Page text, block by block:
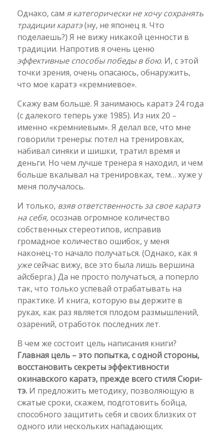
Однако, сам я категорически не хочу сохранять
традиции каратэ(ну, не японец я. Что
поделаешь?) Я не вижу никакой ценности в
традиции. Напротив я очень ценю
эффективные способы победы в бою. И, с этой
точки зрения, очень опасаюсь, обнаружить,
что мое каратэ «кремниевое».
Скажу вам больше. Я занимаюсь каратэ 24 года
(с далекого теперь уже 1985). Из них 20 –
именно «кремниевым». Я делал все, что мне
говорили тренеры: потел на тренировках,
набивал синяки и шишки, тратил время и
деньги. Но чем лучше тренера я находил, и чем
больше вкалывал на тренировках, тем… хуже у
меня получалось.
И только, взяв ответственность за свое каратэ
на себя,осознав огромное количество
собственных стереотипов, исправив
громадное количество ошибок, у меня
наконец-то начало получаться. (Однако, как я
ужесейчас вижу, все это была лишь вершина
айсберга.) Да не просто получаться, а поперло
так, что только успевай отрабатывать на
практике. И книга, которую вы держите в
руках, как раз является плодом размышлений,
озарений, отработок последних лет.
В чем же состоит цель написания книги?
Главная цель – это попытка, с одной стороны,
восстановить секреты эффективности
окинавского каратэ, прежде всего стиля Сюри-
тэ. И предложить методику, позволяющую в
сжатые сроки, скажем, подготовить бойца,
способного защитить себя и своих близких от
одного или нескольких нападающих.